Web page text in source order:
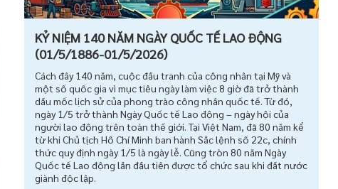
KỶ NIỆM 140 NĂM NGÀY QUỐC TẾ LAO ĐỘNG
(01/5/1886-01/5/2026)
Cách đây 140 năm, cuộc đấu tranh của công nhân tại Mỹ và
một số quốc gia vì mục tiêu ngày làm việc 8 giờ đã trở thành
dấu mốc lịch sử của phong trào công nhân quốc tế. Từ đó,
ngày 1/5 trở thành Ngày Quốc tế Lao động – ngày hội của
người lao động trên toàn thế giới. Tại Việt Nam, đã 80 năm kể
từ khi Chủ tịch Hồ Chí Minh ban hành Sắc lệnh số 22c, chính
thức quy định ngày 1/5 là ngày lễ. Cũng tròn 80 năm Ngày
Quốc tế Lao động lần đầu tiên được tổ chức sau khi đất nước
giành độc lập.